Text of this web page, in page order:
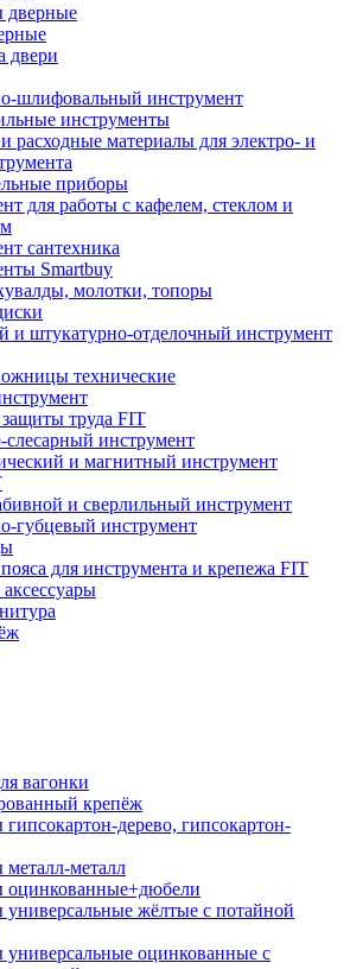
двери
шлифовальный инструмент
инструменты
расходные материалы для электро- и
приборы
для работы с кафелем, стеклом и
сантехника
Smartbuy
молотки, топоры
и штукатурно-отделочный инструмент
технические
труда FIT
слесарный инструмент
и магнитный инструмент
и сверлильный инструмент
губцевый инструмент
для инструмента и крепежа FIT
вагонки
крепёж
дерево, гипсокартон-
металл
оцинкованные+дюбели
универсальные жёлтые с потайной
универсальные оцинкованные с